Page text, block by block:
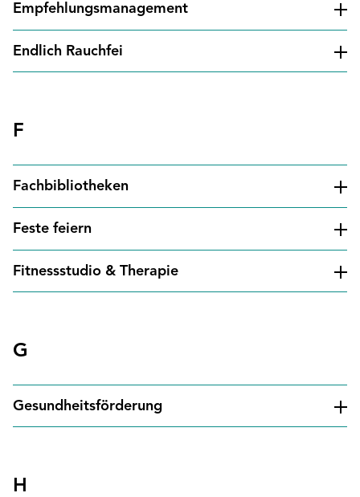
Empfehlungsmanagement
Endlich Rauchfei
F
Fachbibliotheken
Feste feiern
Fitnessstudio & Therapie
G
Gesundheits­förderung
H